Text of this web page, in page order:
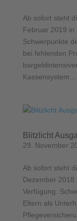
Ab sofort steht
Februar 2019 in
Schwerpunkte
bei fehlenden
Kassensystem...
Blitzlicht
29. November
Ab sofort steht
Dezember 2018
Verfügung.
Eltern als